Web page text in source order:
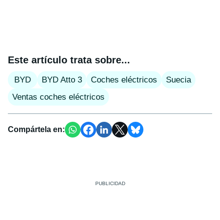
Este artículo trata sobre...
BYD BYD Atto 3 Coches eléctricos
Suecia
Ventas coches eléctricos
Compártela en: